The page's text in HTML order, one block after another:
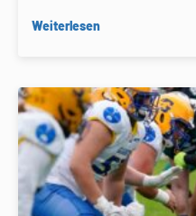
Weiterlesen